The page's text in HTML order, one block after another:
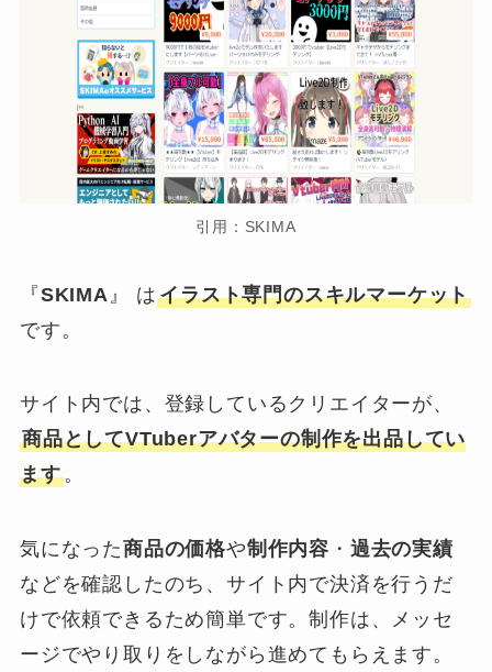
引用：SKIMA
『SKIMA 』 はイラスト専門のスキルマーケット
です。
サイト内では、登録しているクリエイターが、
商品としてVTuberアバターの制作を出品してい
ます。
気になった商品の価格や制作内容 ・ 過去の実績
などを確認したのち、サイト内で決済を行うだ
けで依頼できるため簡単です。制作は、メッセ
ージでやり取りをしながら進めてもらえます。